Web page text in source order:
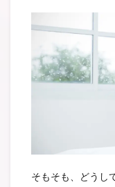
そもそも、どうし